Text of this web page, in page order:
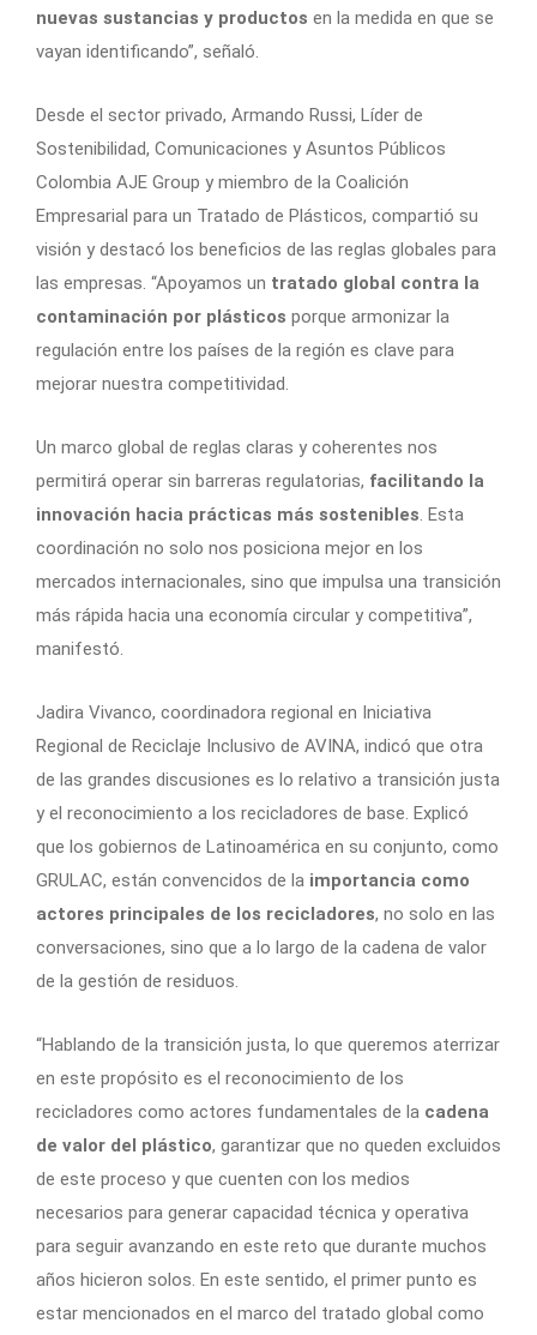
nuevas sustancias y productos en la medida en que se
vayan identificando”, señaló.
Desde el sector privado, Armando Russi, Líder de
Sostenibilidad, Comunicaciones y Asuntos Públicos
Colombia AJE Group y miembro de la Coalición
Empresarial para un Tratado de Plásticos, compartió su
visión y destacó los beneficios de las reglas globales para
las empresas. “Apoyamos un tratado global contra la
contaminación por plásticos porque armonizar la
regulación entre los países de la región es clave para
mejorar nuestra competitividad.
Un marco global de reglas claras y coherentes nos
permitirá operar sin barreras regulatorias, facilitando la
innovación hacia prácticas más sostenibles. Esta
coordinación no solo nos posiciona mejor en los
mercados internacionales, sino que impulsa una transición
más rápida hacia una economía circular y competitiva”,
manifestó.
Jadira Vivanco, coordinadora regional en Iniciativa
Regional de Reciclaje Inclusivo de AVINA, indicó que otra
de las grandes discusiones es lo relativo a transición justa
y el reconocimiento a los recicladores de base. Explicó
que los gobiernos de Latinoamérica en su conjunto, como
GRULAC, están convencidos de la importancia como
actores principales de los recicladores, no solo en las
conversaciones, sino que a lo largo de la cadena de valor
de la gestión de residuos.
“Hablando de la transición justa, lo que queremos aterrizar
en este propósito es el reconocimiento de los
recicladores como actores fundamentales de la cadena
de valor del plástico, garantizar que no queden excluidos
de este proceso y que cuenten con los medios
necesarios para generar capacidad técnica y operativa
para seguir avanzando en este reto que durante muchos
años hicieron solos. En este sentido, el primer punto es
estar mencionados en el marco del tratado global como